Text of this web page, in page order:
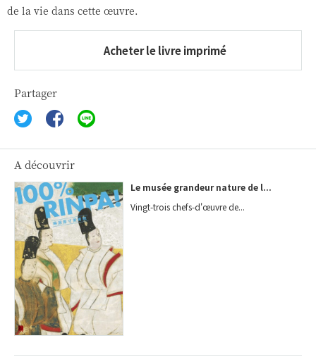
de la vie dans cette œuvre.
Acheter le livre imprimé
Partager
A découvrir
Le musée grandeur nature de l...
Vingt-trois chefs-d'œuvre de...